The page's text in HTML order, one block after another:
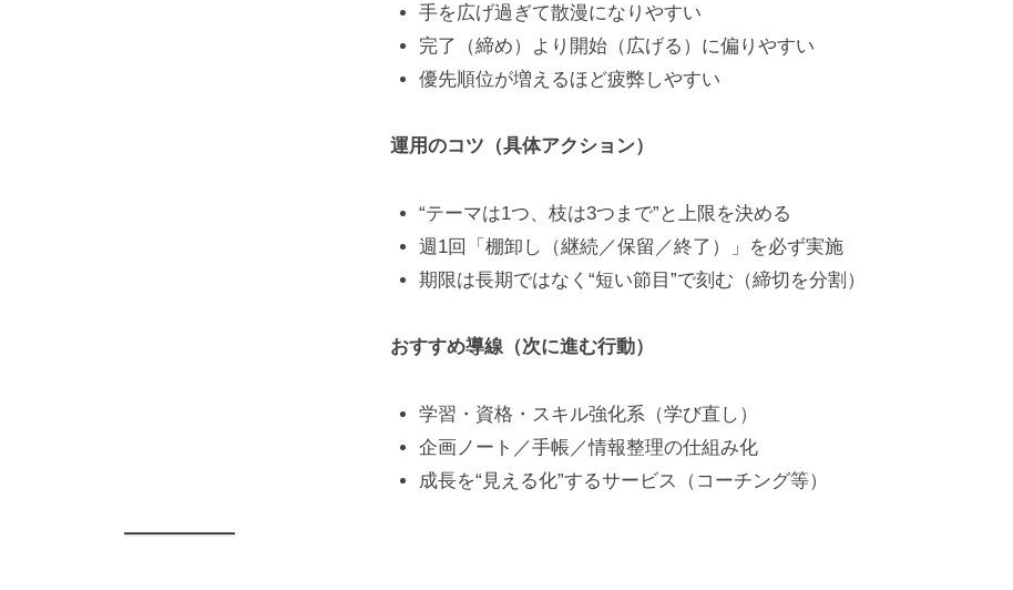
解
き
一
2026
16
地
手を広げ過ぎて散漫になりやすい
完了（締め）より開始（広げる）に偏りやすい
優先順位が増えるほど疲弊しやすい
運用のコツ（具体アクション）
“テーマは1つ、枝は3つまで”と上限を決める
週1回「棚卸し（継続／保留／終了）」を必ず実施
期限は長期ではなく“短い節目”で刻む（締切を分割）
おすすめ導線（次に進む行動）
学習・資格・スキル強化系（学び直し）
企画ノート／手帳／情報整理の仕組み化
成長を“見える化”するサービス（コーチング等）